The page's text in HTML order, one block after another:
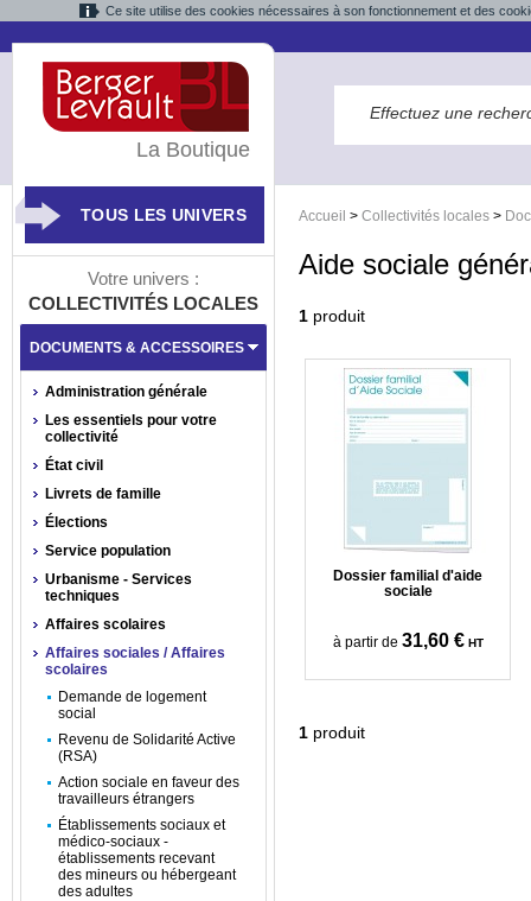
Ce site utilise des cookies nécessaires à son fonctionnement et des
Accueil > Collectivités locales >
Aide sociale
1 produit
Dossier familial d'aide
sociale
à partir de 31,60 € HT
1 produit
La Boutique
TOUS LES UNIVERS
Votre univers :
COLLECTIVITÉS LOCALES
DOCUMENTS & ACCESSOIRES
Administration générale
Les essentiels pour votre
collectivité
État civil
Livrets de famille
Élections
Service population
Urbanisme - Services
techniques
Affaires scolaires
Affaires sociales / Affaires
scolaires
Demande de logement
social
Revenu de Solidarité Active
(RSA)
Action sociale en faveur des
travailleurs étrangers
Établissements sociaux et
médico-sociaux -
établissements recevant
des mineurs ou hébergeant
des adultes